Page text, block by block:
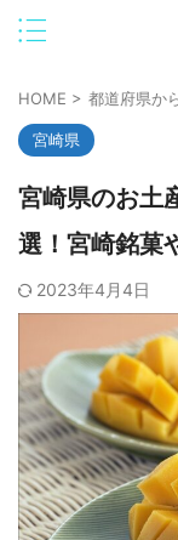
HOME > 都道府県か
宮崎県
宮崎県のお土
選！宮崎銘菓
2023年4月4日